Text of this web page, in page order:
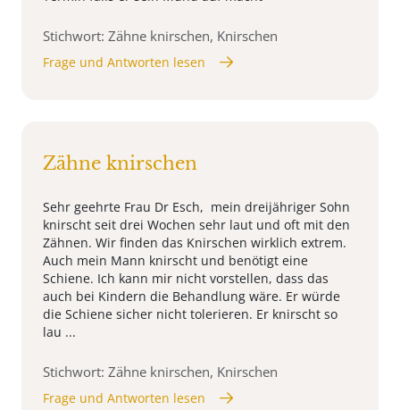
Stichwort: Zähne knirschen, Knirschen
Frage und Antworten lesen
Zähne knirschen
Sehr geehrte Frau Dr Esch, mein dreijähriger Sohn
knirscht seit drei Wochen sehr laut und oft mit den
Zähnen. Wir finden das Knirschen wirklich extrem.
Auch mein Mann knirscht und benötigt eine
Schiene. Ich kann mir nicht vorstellen, dass das
auch bei Kindern die Behandlung wäre. Er würde
die Schiene sicher nicht tolerieren. Er knirscht so
lau ...
Stichwort: Zähne knirschen, Knirschen
Frage und Antworten lesen